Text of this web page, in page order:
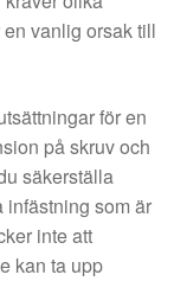
vanlig orsak till
för en
på skruv och
säkerställa
som är
inte att
kan ta upp